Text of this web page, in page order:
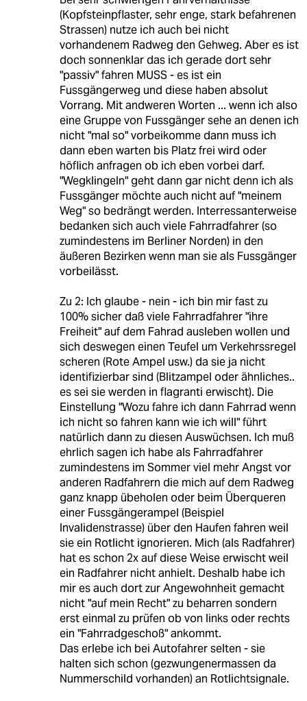
(Kopfsteinpflaster, sehr enge, stark befahrenen
Strassen) nutze ich auch bei nicht
vorhandenem Radweg den Gehweg. Aber es ist
doch sonnenklar das ich gerade dort sehr
"passiv" fahren MUSS - es ist ein
Fussgängerweg und diese haben absolut
Vorrang. Mit andweren Worten ... wenn ich also
eine Gruppe von Fussgänger sehe an denen ich
nicht "mal so" vorbeikomme dann muss ich
dann eben warten bis Platz frei wird oder
höflich anfragen ob ich eben vorbei darf.
"Wegklingeln" geht dann gar nicht denn ich als
Fussgänger möchte auch nicht auf "meinem
Weg" so bedrängt werden. Interressanterweise
bedanken sich auch viele Fahrradfahrer (so
zumindestens im Berliner Norden) in den
äußeren Bezirken wenn man sie als Fussgänger
vorbeilässt.
Zu 2: Ich glaube - nein - ich bin mir fast zu
100% sicher daß viele Fahrradfahrer "ihre
Freiheit" auf dem Fahrad ausleben wollen und
sich deswegen einen Teufel um Verkehrssregel
scheren (Rote Ampel usw.) da sie ja nicht
identifizierbar sind (Blitzampel oder ähnliches..
es sei sie werden in flagranti erwischt). Die
Einstellung "Wozu fahre ich dann Fahrrad wenn
ich nicht so fahren kann wie ich will" führt
natürlich dann zu diesen Auswüchsen. Ich muß
ehrlich sagen ich habe als Fahrradfahrer
zumindestens im Sommer viel mehr Angst vor
anderen Radfahrern die mich auf dem Radweg
ganz knapp übeholen oder beim Überqueren
einer Fussgängerampel (Beispiel
Invalidenstrasse) über den Haufen fahren weil
sie ein Rotlicht ignorieren. Mich (als Radfahrer)
hat es schon 2x auf diese Weise erwischt weil
ein Radfahrer nicht anhielt. Deshalb habe ich
mir es auch dort zur Angewohnheit gemacht
nicht "auf mein Recht" zu beharren sondern
erst einmal zu prüfen ob von links oder rechts
ein "Fahrradgeschoß" ankommt.
Das erlebe ich bei Autofahrer selten - sie
halten sich schon (gezwungenermassen da
Nummerschild vorhanden) an Rotlichtsignale.